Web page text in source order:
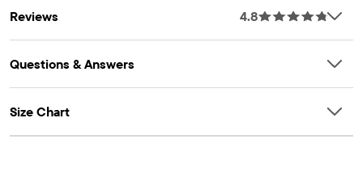
asociarnos con Better Cotton para mejorar el cultivo de
sostenible. Saber más en Bettercotton.org/massbalance.
Reviews 4.8
Questions & Answers
Size Chart